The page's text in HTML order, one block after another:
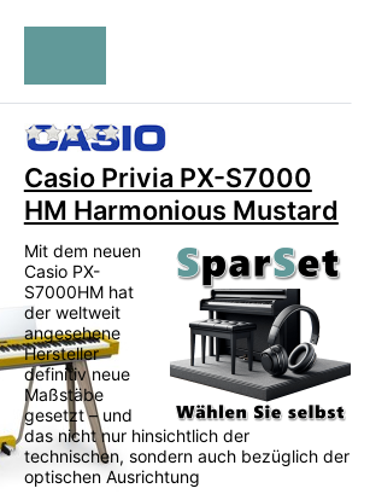
Zu diesem Produkt liegen
Casio Privia PX-S7000
HM Harmonious Mustard
Mit dem neuen
Casio PX-
S7000HM hat
der weltweit
angesehene
Hersteller
definitiv neue
Maßstäbe
gesetzt – und
das nicht nur hinsichtlich der
technischen, sondern auch bezüglich der
optischen Ausrichtung